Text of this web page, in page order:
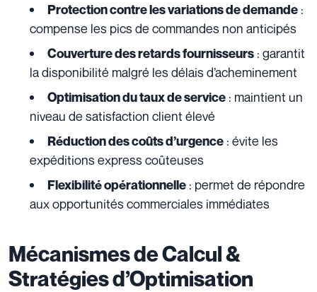
Protection contre les variations de demande :
compense les pics de commandes non anticipés
Couverture des retards fournisseurs : garantit
la disponibilité malgré les délais d’acheminement
Optimisation dutaux de service : maintient un
niveau de satisfaction client élevé
Réduction des coûts d’urgence : évite les
expéditions express coûteuses
Flexibilité opérationnelle : permet de répondre
aux opportunités commerciales immédiates
Mécanismes de Calcul &
Stratégies d’Optimisation